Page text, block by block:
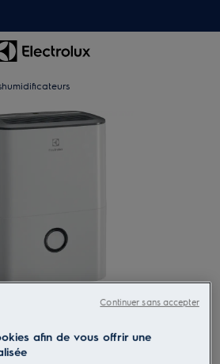
afin de vous offrir une
Continuer sans accepter